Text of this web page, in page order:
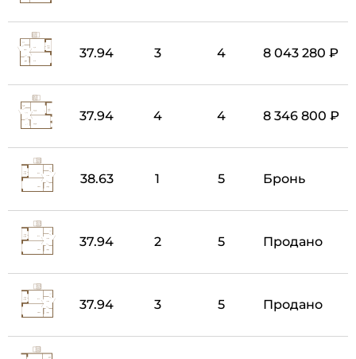
37.94 3 4 8 043 280 ₽
37.94 4 4 8 346 800 ₽
38.63 1 5 Бронь
37.94 2 5 Продано
37.94 3 5 Продано